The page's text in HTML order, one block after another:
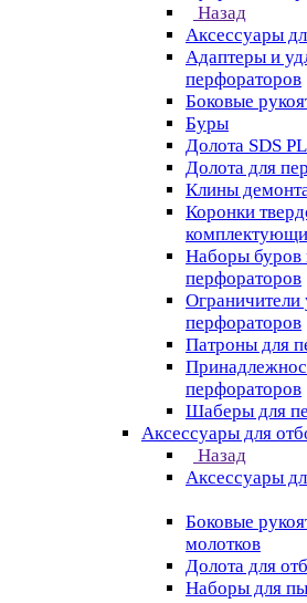
Назад
Аксессуары
Адаптеры и
перфораторов
Боковые
Буры
Долота SDS
Долота для
Клины
Коронки
Наборы буров
перфораторов
Ограничители
перфораторов
Патроны для
перфораторов
Шаберы для
Аксессуары для
Назад
Аксессуары
Боковые
молотков
Долота для
Наборы для